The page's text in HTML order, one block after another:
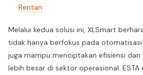
Rentan
Melalui kedua solusi ini, XLSmart
tidak hanya berfokus pada otomatisasi
juga mampu menciptakan efisiensi
lebih besar di sektor operasional. ESTA